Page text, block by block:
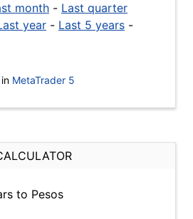
month - Last quarter
year - Last 5 years -
MetaTrader 5
to Pesos